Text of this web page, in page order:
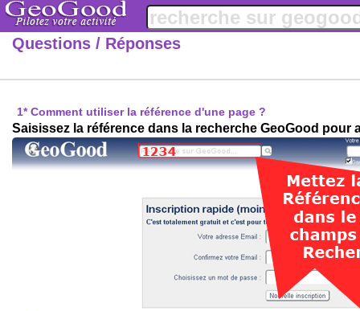
Questions / Réponses
1* Comment utiliser la référence d'une page ?
Saisissez la référence dans la recherche GeoGood pour